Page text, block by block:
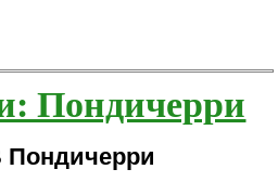
Пондичерри
Пондичерри